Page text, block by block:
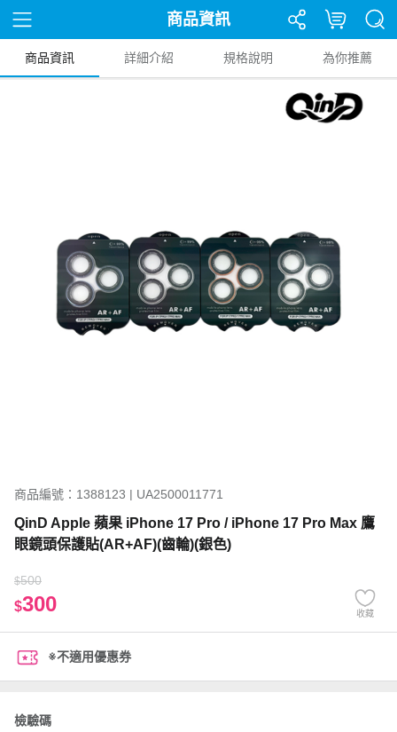
商品資訊
商品資訊 詳細介紹 規格說明 為你推薦
商品編號：1388123 | UA2500011771
QinD Apple 蘋果 iPhone 17 Pro / iPhone 17 Pro Max 鷹
眼鏡頭保護貼(AR+AF)(齒輪)(銀色)
$500
$300 收藏
※不適用優惠券
檢驗碼